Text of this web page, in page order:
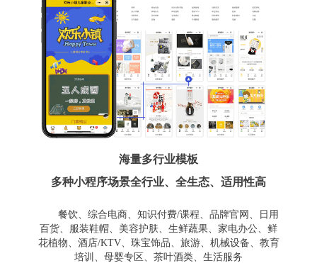
海量多行业模板
多种小程序场景全行业、全生态、适用性高
餐饮、综合电商、知识付费/课程、品牌官网、日用
百货、服装鞋帽、美容护肤、生鲜蔬果、家电办公、鲜
花植物、酒店/KTV、珠宝饰品、旅游、机械设备、教育
培训、母婴专区、茶叶酒类、生活服务